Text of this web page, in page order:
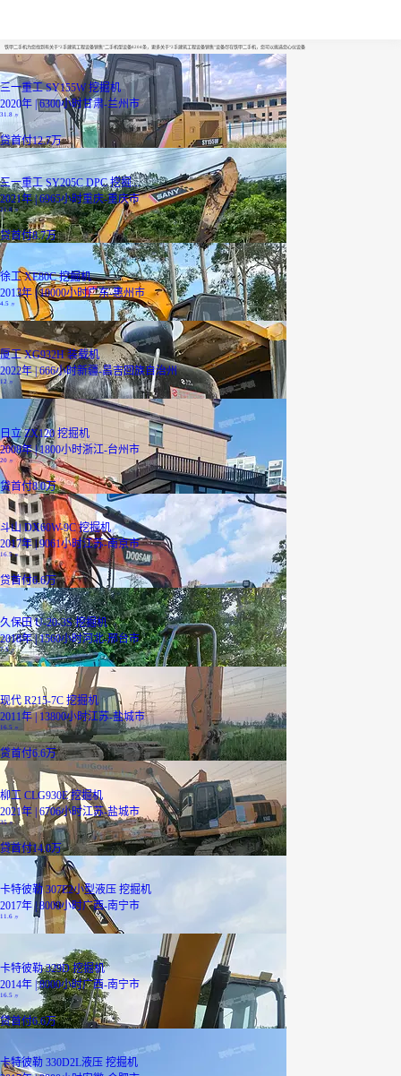
铁甲二手机为您找到有关于“2手建筑工程设备销售”二手机型设备8204条，更多关于“2手建筑工程设备销售”设备尽在铁甲二手机，您可以挑选您心仪设备
三一重工 SY155W 挖掘机
2020年 | 6300小时甘肃-兰州市
31.8 万
贷首付12.7万
三一重工 SY205C DPC 挖掘...
2021年 | 6965小时重庆-重庆市
21.8万
贷首付8.7万
徐工 XE80C 挖掘机
2013年 | 10000小时广东-惠州市
4.5 万
厦工 XG932H 装载机
2022年 | 666小时新疆-昌吉回族自治州
12万
日立 ZX120 挖掘机
2008年 | 1800小时浙江-台州市
20 万
贷首付8.0万
斗山 DX60W-9C 挖掘机
2017年 | 9061小时江苏-南京市
16.5万
贷首付6.6万
久保田 U-20-3S 挖掘机
2018年 | 1560小时河北-邢台市
7.5万
现代 R215-7C 挖掘机
2011年 | 13800小时江苏-盐城市
16.5 万
贷首付6.6万
柳工 CLG930E 挖掘机
2021年 | 6706小时江苏-盐城市
35万
贷首付14.0万
卡特彼勒 307E2小型液压 挖掘机
2017年 | 8000小时广西-南宁市
11.6 万
卡特彼勒 329D 挖掘机
2014年 | 8000小时广西-南宁市
16.5
贷首付6.6万
卡特彼勒 330D2L液压 挖掘机